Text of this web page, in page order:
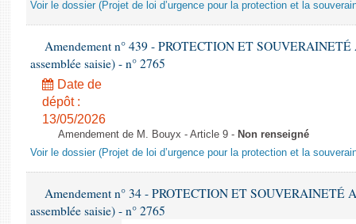
Voir le dossier (Projet de loi d’urgence pour la protection et la
Amendement n° 439 - PROTECTION ET SOUVERAINETÉ
assemblée saisie) - n° 2765
Date de
dépôt :
13/05/2026
Amendement de M. Bouyx - Article 9 - Non renseigné
Voir le dossier (Projet de loi d’urgence pour la protection et la
Amendement n° 34 - PROTECTION ET SOUVERAINETÉ
assemblée saisie) - n° 2765